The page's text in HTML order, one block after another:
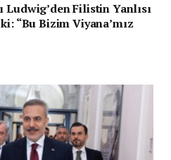
Ludwig’den Filistin Yanlısı
“Bu Bizim Viyana’mız